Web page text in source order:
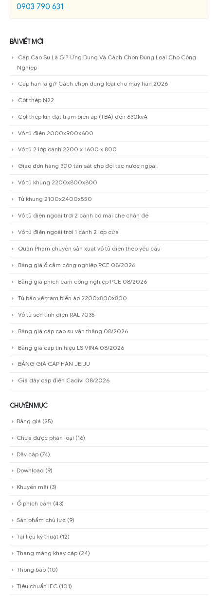
0903 790 631
BÀI VIẾT MỚI
Cáp Cao Su Là Gì? Ứng Dụng Và Cách Chọn Đúng Loại Cho Công
Nghiệp
Cáp hàn là gì? Cách chọn đúng loại cho máy hàn 2026
Cột thép N22
Cột thép kín đặt trạm biến áp (TBA) đến 630kvA
Vỏ tủ điện 2000x900x600
Vỏ tủ 2 lớp cánh 2200 x 1600 x 800
Giao đơn hàng 300 tấn sắt cho đối tác nước ngoài.
Vỏ tủ khung 2200x800x800
Tủ khung 2100x2400x550
Vỏ tủ điện ngoài trời 2 cánh có mái che chân đế
Vỏ tủ điện ngoài trời 1 cánh 2 lớp cửa
Quân Phạm chuyên sản xuất vỏ tủ điện theo yêu cầu
Bảng giá ổ cắm công nghiệp PCE 08/2026
Bảng giá phích cắm công nghiệp PCE 08/2026
Tủ bảo vệ trạm biến áp 2200x800x800
Vỏ tủ sơn tĩnh điện RAL 7035
Bảng giá cáp cao su vận thăng 08/2026
Bảng giá cáp tín hiệu LS VINA 08/2026
BẢNG GIÁ CÁP HÀN JEIJU
Giá dây cáp điện Cadivi 08/2026
CHUYÊN MỤC
Bảng giá (25)
Chưa được phân loại (16)
Dây cáp (74)
Download (9)
Khuyến mãi (3)
Ổ phích cắm (43)
Sản phẩm chủ lực (9)
Tài liệu kỹ thuật (12)
Thang máng khay cáp (24)
Thông báo (10)
Tiêu chuẩn IEC (101)